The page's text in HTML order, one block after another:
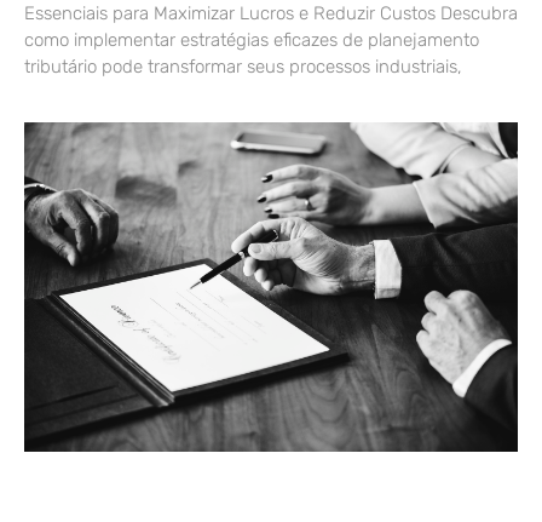
Essenciais para Maximizar Lucros e Reduzir Custos Descubra
como implementar estratégias eficazes de planejamento
tributário pode transformar seus processos industriais,